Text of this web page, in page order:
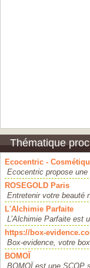
Thématique
Ecocentric -
Ecocentric propose
ROSEGOLD Paris
Entretenir votre beauté
L'Alchimie Parfaite
L’Alchimie Parfaite est
https://box-
Box-evidence, votre
BOMOÏ
BOMOÏ est une SCOP